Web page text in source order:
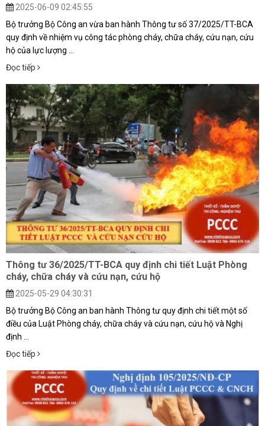
2025-06-09 02:45:55
Bộ trưởng Bộ Công an vừa ban hành Thông tư số 37/2025/TT-BCA
quy định về nhiệm vụ công tác phòng cháy, chữa cháy, cứu nạn, cứu
hộ của lực lượng ...
Đọc tiếp
Thông tư 36/2025/TT-BCA quy định chi tiết Luật Phòng
cháy, chữa cháy và cứu nạn, cứu hộ
2025-05-29 04:30:31
Bộ trưởng Bộ Công an ban hành Thông tư quy định chi tiết một số
điều của Luật Phòng cháy, chữa cháy và cứu nạn, cứu hộ và Nghị
định ...
Đọc tiếp